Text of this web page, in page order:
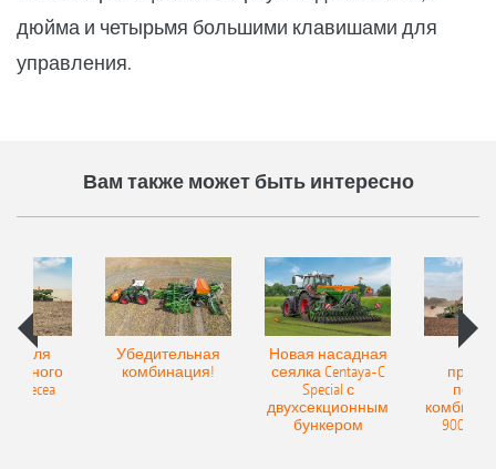
дюйма и четырьмя большими клавишами для
управления.
Вам также может быть интересно
для
точного
Precea
Убедительная
комбинация!
Новая насадная
сеялка Centaya-C
Special с
двухсекционным
бункером
9004-